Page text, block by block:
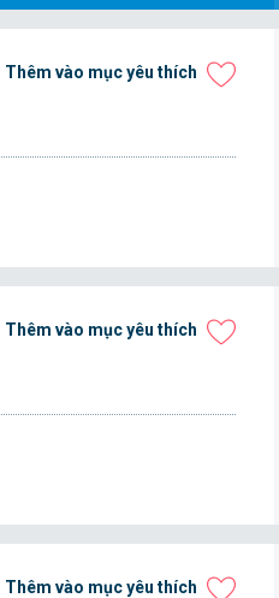
Thêm vào mục yêu thích
Thêm vào mục yêu thích
Thêm vào mục yêu thích